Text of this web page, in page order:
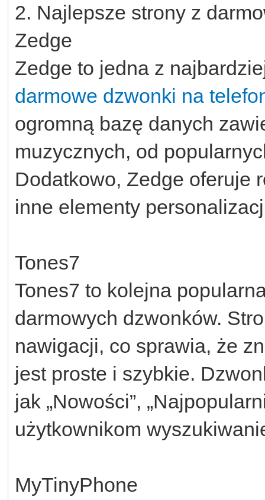
2. Najlepsze strony z
Zedge
Zedge to jedna z
darmowe dzwonki na
ogromną bazę danych
muzycznych, od
Dodatkowo, Zedge oferuje
inne elementy
Tones7
Tones7 to kolejna
darmowych dzwonków.
nawigacji, co sprawia, że
jest proste i szybkie.
jak „Nowości”,
użytkownikom
MyTinyPhone